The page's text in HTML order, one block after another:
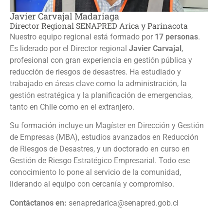
Javier Carvajal Madariaga
Director Regional SENAPRED Arica y Parinacota
Nuestro equipo regional está formado por 17 personas.
Es liderado por el Director regional Javier Carvajal,
profesional con gran experiencia en gestión pública y
reducción de riesgos de desastres. Ha estudiado y
trabajado en áreas clave como la administración, la
gestión estratégica y la planificación de emergencias,
tanto en Chile como en el extranjero.
Su formación incluye un Magíster en Dirección y Gestión
de Empresas (MBA), estudios avanzados en Reducción
de Riesgos de Desastres, y un doctorado en curso en
Gestión de Riesgo Estratégico Empresarial. Todo ese
conocimiento lo pone al servicio de la comunidad,
liderando al equipo con cercanía y compromiso.
Contáctanos en: senapredarica@senapred.gob.cl